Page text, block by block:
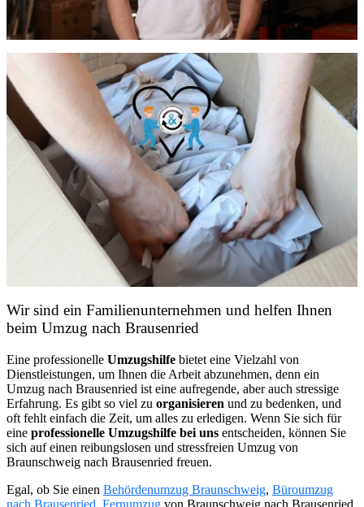
Wir sind ein Familienunternehmen und helfen Ihnen
beim Umzug nach Brausenried
Eine professionelle Umzugshilfe bietet eine Vielzahl von
Dienstleistungen, um Ihnen die Arbeit abzunehmen, denn ein
Umzug nach Brausenried ist eine aufregende, aber auch stressige
Erfahrung. Es gibt so viel zu organisieren und zu bedenken, und
oft fehlt einfach die Zeit, um alles zu erledigen. Wenn Sie sich für
eine professionelle Umzugshilfe bei uns entscheiden, können Sie
sich auf einen reibungslosen und stressfreien Umzug von
Braunschweig nach Brausenried freuen.
Egal, ob Sie einen Behördenumzug Braunschweig, Büroumzug
nach Brausenried, Fernumzug von Braunschweig nach Brausenried,